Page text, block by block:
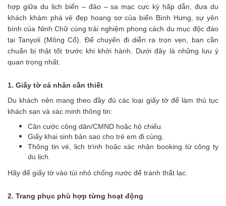
hợp giữa du lịch biển – đảo – sa mạc cực kỳ hấp dẫn, đưa du
khách khám phá vẻ đẹp hoang sơ của biển Bình Hưng, sự yên
bình của Ninh Chữ cùng trải nghiệm phong cách du mục độc đáo
tại Tanyoli (Mông Cổ). Để chuyến đi diễn ra trọn vẹn, bạn cần
chuẩn bị thật tốt trước khi khởi hành. Dưới đây là những lưu ý
quan trọng nhất.
1. Giấy tờ cá nhân cần thiết
Du khách nên mang theo đầy đủ các loại giấy tờ để làm thủ tục
khách sạn và xác minh thông tin:
Căn cước công dân/CMND hoặc hộ chiếu.
Giấy khai sinh bản sao cho trẻ em đi cùng.
Thông tin vé, lịch trình hoặc xác nhận booking từ công ty
du lịch.
Hãy để giấy tờ vào túi nhỏ chống nước để tránh thất lạc.
2. Trang phục phù hợp từng hoạt động